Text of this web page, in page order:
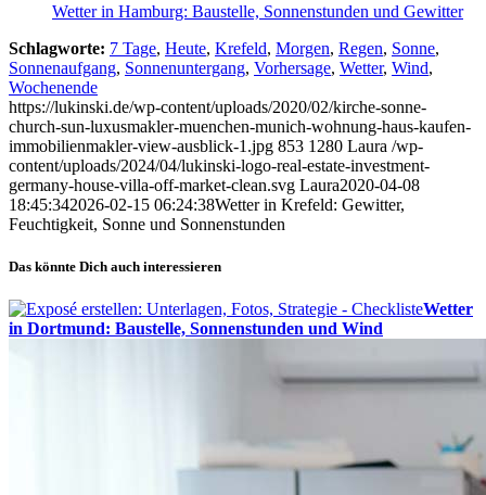
Wetter in Hamburg: Baustelle, Sonnenstunden und Gewitter
Schlagworte: 7 Tage, Heute, Krefeld, Morgen, Regen, Sonne,
Sonnenaufgang, Sonnenuntergang, Vorhersage, Wetter, Wind,
Wochenende
https://lukinski.de/wp-content/uploads/2020/02/kirche-sonne-
church-sun-luxusmakler-muenchen-munich-wohnung-haus-kaufen-
immobilienmakler-view-ausblick-1.jpg 853 1280 Laura /wp-
content/uploads/2024/04/lukinski-logo-real-estate-investment-
germany-house-villa-off-market-clean.svg Laura2020-04-08
18:45:342026-02-15 06:24:38Wetter in Krefeld: Gewitter,
Feuchtigkeit, Sonne und Sonnenstunden
Das könnte Dich auch interessieren
Wetter
in Dortmund: Baustelle, Sonnenstunden und Wind